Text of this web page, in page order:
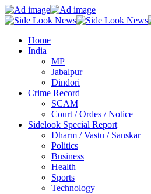
Home
India
MP
Jabalpur
Dindori
Crime Record
SCAM
Court / Ordes / Notice
Sidelook Special Report
Dharm / Vastu / Sanskar
Politics
Business
Health
Sports
Technology